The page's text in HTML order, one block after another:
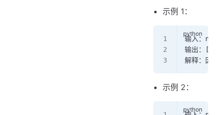
示例 1：
输入：
输出：[
解释：因
示例 2：